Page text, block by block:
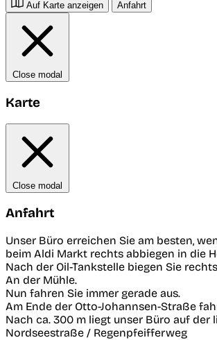
Auf Karte anzeigen Anfahrt
Close modal
Karte
Close modal
Anfahrt
Unser Büro erreichen Sie am besten,
beim Aldi Markt rechts abbiegen in die
Nach der Oil-Tankstelle biegen Sie
An der Mühle.
Nun fahren Sie immer gerade aus.
Am Ende der Otto-Johannsen-Straße
Nach ca. 300 m liegt unser Büro auf der
Nordseestraße / Regenpfeifferweg